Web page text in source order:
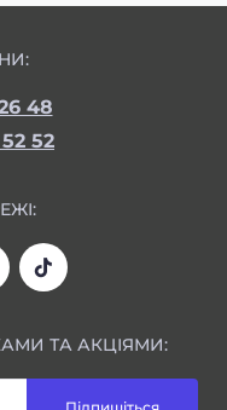
48
52
ТА АКЦІЯМИ: